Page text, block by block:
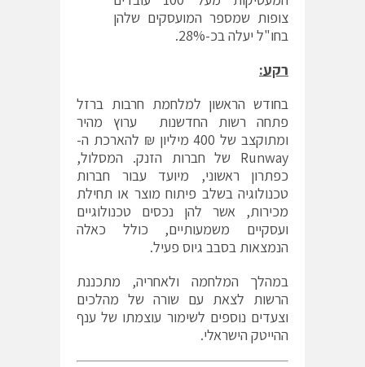
צופות שמספר המועסקים שלהן
בחו"ל יעלה בכ-28%.
רקע:
בחודש הראשון למלחמת חרבות ברזל
פתחה רשות החדשנות ערוץ מהיר
ומתוקצב של 400 מיליון ₪ להארכת ה-
Runway של חברות הזנק. המסלול,
כפתרון ראשוני, מיועד עבור חברות
טכנולוגיה בשלב פיתוח מוצר או תחילת
מכירות, אשר להן נכסים טכנולוגיים
ועסקיים משמעותיים, כולל כאלה
הנמצאות בסבב גיוס פעיל.
במהלך המלחמה ולאחריה, מתכננת
הרשות לצאת עם שורה של מהלכים
וצעדים נוספים לשימור עוצמתו של ענף
ההייטק הישראלי.